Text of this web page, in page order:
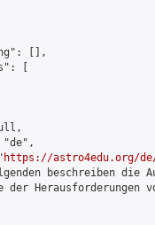
[],
[
https://astro4edu.org/
beschreiben die
der Herausforderungen